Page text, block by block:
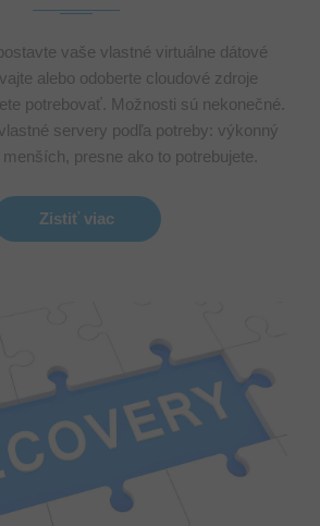
vaše vlastné virtuálne dátové
alebo odoberte cloudové zdroje
potrebovať. Možnosti sú nekonečné.
servery podľa potreby: výkonný
presne ako to potrebujete.
Zistiť viac